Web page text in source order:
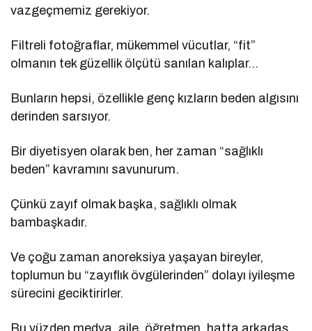
vazgeçmemiz gerekiyor.
Filtreli fotoğraflar, mükemmel vücutlar, “fit”
olmanın tek güzellik ölçütü sanılan kalıplar…
Bunların hepsi, özellikle genç kızların beden algısını
derinden sarsıyor.
Bir diyetisyen olarak ben, her zaman “sağlıklı
beden” kavramını savunurum.
Çünkü zayıf olmak başka, sağlıklı olmak
bambaşkadır.
Ve çoğu zaman anoreksiya yaşayan bireyler,
toplumun bu “zayıflık övgülerinden” dolayı iyileşme
sürecini geciktirirler.
Bu yüzden medya, aile, öğretmen, hatta arkadaş